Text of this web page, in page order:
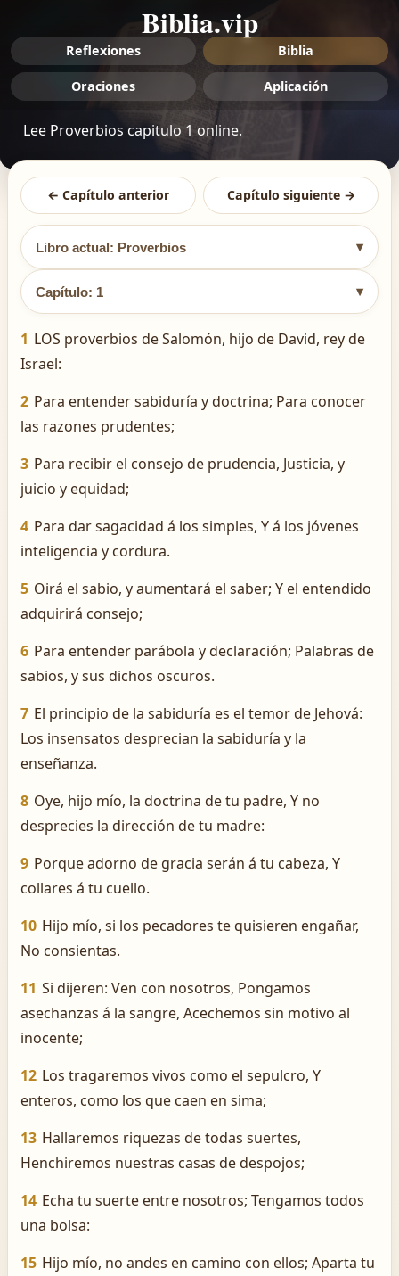
Biblia.vip
Reflexiones Biblia
Oraciones Aplicación
Lee Proverbios capitulo 1 online.
← Capítulo anterior Capítulo siguiente →
Libro actual: Proverbios ▾
Capítulo: 1 ▾
1 LOS proverbios de Salomón, hijo de David, rey de
Israel:
2 Para entender sabiduría y doctrina; Para conocer
las razones prudentes;
3 Para recibir el consejo de prudencia, Justicia, y
juicio y equidad;
4 Para dar sagacidad á los simples, Y á los jóvenes
inteligencia y cordura.
5 Oirá el sabio, y aumentará el saber; Y el entendido
adquirirá consejo;
6 Para entender parábola y declaración; Palabras de
sabios, y sus dichos oscuros.
7 El principio de la sabiduría es el temor de Jehová:
Los insensatos desprecian la sabiduría y la
enseñanza.
8 Oye, hijo mío, la doctrina de tu padre, Y no
desprecies la dirección de tu madre:
9 Porque adorno de gracia serán á tu cabeza, Y
collares á tu cuello.
10 Hijo mío, si los pecadores te quisieren engañar,
No consientas.
11 Si dijeren: Ven con nosotros, Pongamos
asechanzas á la sangre, Acechemos sin motivo al
inocente;
12 Los tragaremos vivos como el sepulcro, Y
enteros, como los que caen en sima;
13 Hallaremos riquezas de todas suertes,
Henchiremos nuestras casas de despojos;
14 Echa tu suerte entre nosotros; Tengamos todos
una bolsa:
15 Hijo mío, no andes en camino con ellos; Aparta tu